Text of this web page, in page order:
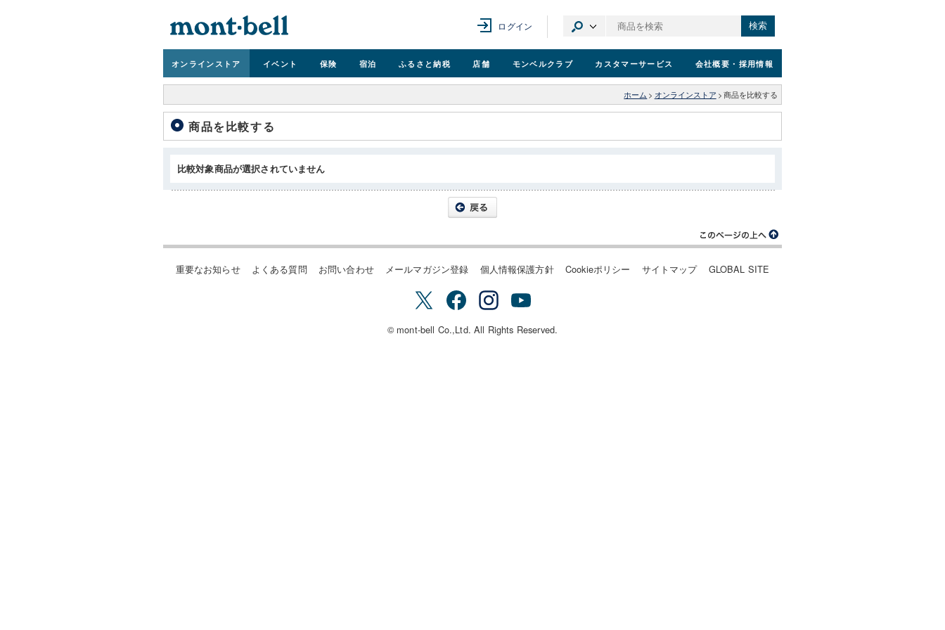
ログイン 検索
オンラインストア イベント 保険 宿泊 ふるさと納税 店舗 モンベルクラブ カスタマーサービス 会社概要 ・採用情報
ホーム > オンラインストア > 商品を比較する
商品を比較する
比較対象商品が選択されていません
重要なお知らせ よくある質問 お問い合わせ メールマガジン登録 個人情報保護方針 Cookieポリシー サイトマップ GLOBAL SITE
© mont-bell Co.,Ltd. All Rights Reserved.